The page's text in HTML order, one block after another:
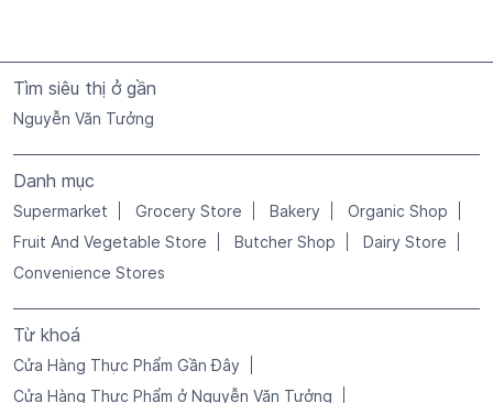
Tìm siêu thị ở gần
Nguyễn Văn Tưởng
Danh mục
Supermarket Grocery Store Bakery
Organic Shop
Fruit And Vegetable Store
Butcher Shop
Dairy Store
Convenience Stores
Từ khoá
Cửa Hàng Thực Phẩm Gần Đây
Cửa Hàng Thực Phẩm ở Nguyễn Văn Tưởng